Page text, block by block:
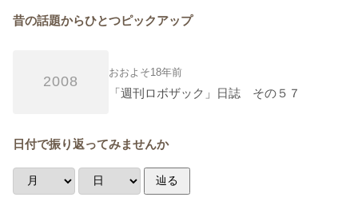
昔の話題からひとつピックアップ
2008
おおよそ18年前
「週刊ロボザック」日誌 その５７
日付で振り返ってみませんか
辿る